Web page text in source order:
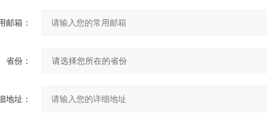
邮箱：
省份：
地址：